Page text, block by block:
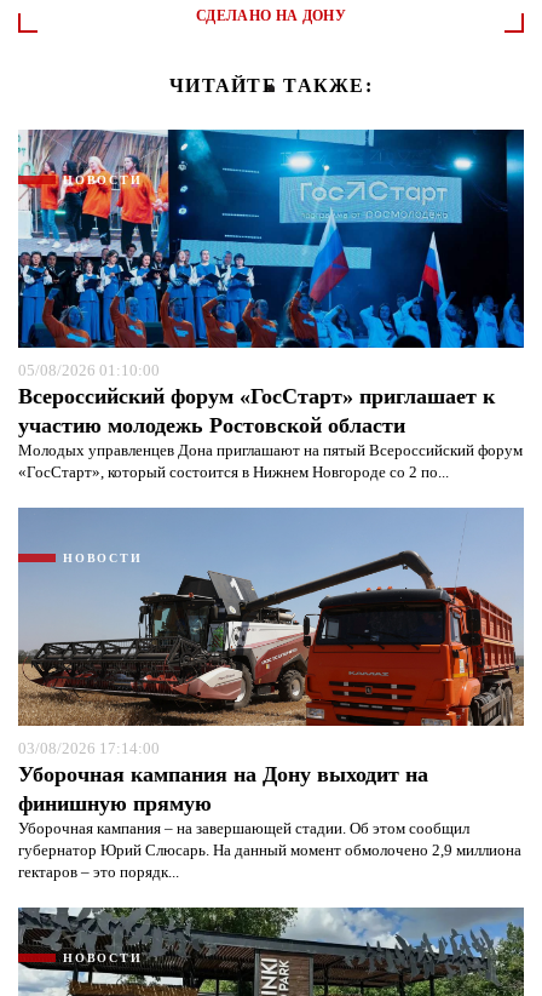
СДЕЛАНО НА ДОНУ
ЧИТАЙТЕ ТАКЖЕ:
НОВОСТИ
05/08/2026 01:10:00
Всероссийский форум «ГосСтарт» приглашает к
участию молодежь Ростовской области
Молодых управленцев Дона приглашают на пятый Всероссийский форум
«ГосСтарт», который состоится в Нижнем Новгороде со 2 по...
НОВОСТИ
03/08/2026 17:14:00
Уборочная кампания на Дону выходит на
финишную прямую
Уборочная кампания – на завершающей стадии. Об этом сообщил
губернатор Юрий Слюсарь. На данный момент обмолочено 2,9 миллиона
гектаров – это порядк...
НОВОСТИ